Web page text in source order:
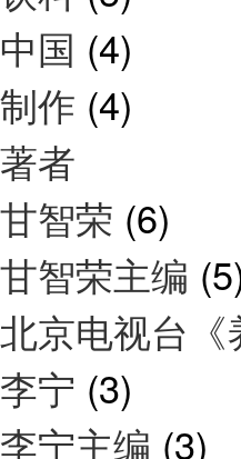
中国 (4)
制作 (4)
著者
甘智荣 (6)
甘智荣主编
北京电视台
李宁 (3)
李宁主编 (3)